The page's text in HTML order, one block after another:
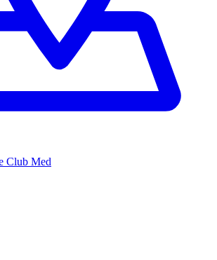
Club Med